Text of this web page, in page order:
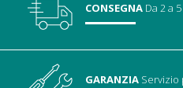
CONSEGNA Da 2 a
GARANZIA Servizio